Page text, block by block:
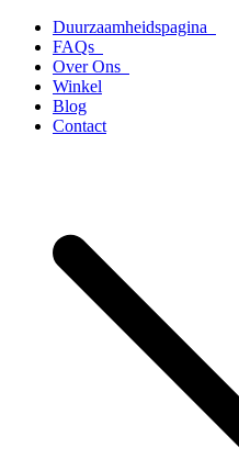
naar
inhoud
Duurzaamheidspagina
FAQs
Over Ons
Winkel
Blog
Contact